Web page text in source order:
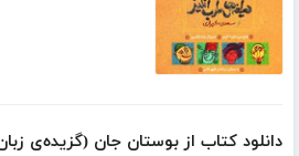
دانلود کتاب از بوستان جان (گزیده‌ی